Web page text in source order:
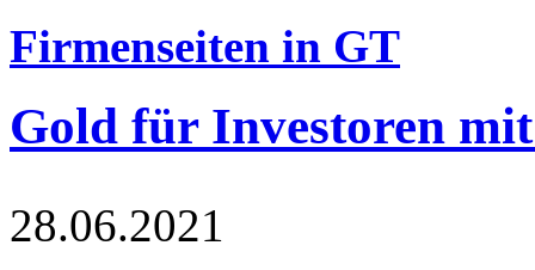
Firmenseiten in GT
Gold für Investoren
28.06.2021